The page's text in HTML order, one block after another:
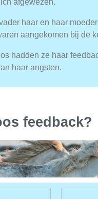
haar en haar
aangekomen bij de
hadden ze haar
haar angsten.
feedback?